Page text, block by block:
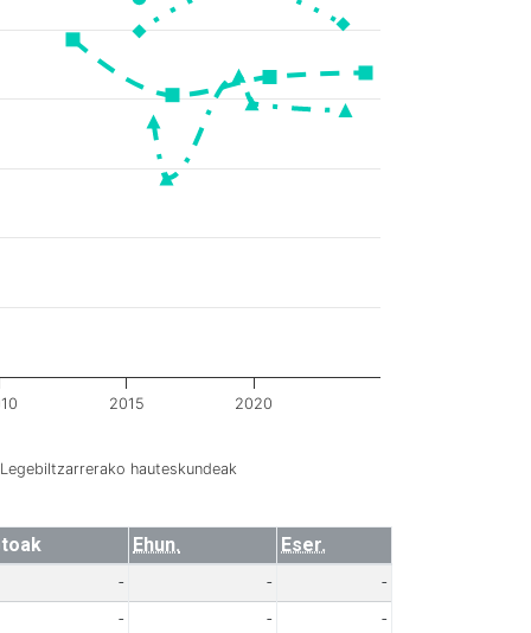
hauteskundeak
2015 2020
Ehun.
Eser.
- -
-
- -
-